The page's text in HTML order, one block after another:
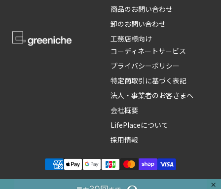
×
商品のお問い合わせ
卸のお問い合わせ
工務店様向け
コーディネートサービス
プライバシーポリシー
特定商取引に基づく表記
法人・事業者のお客さまへ
会社概要
LifePlaceについて
採用情報